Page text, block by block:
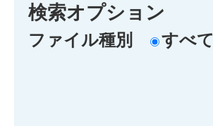
検索オプション
ファイル種別 すべて